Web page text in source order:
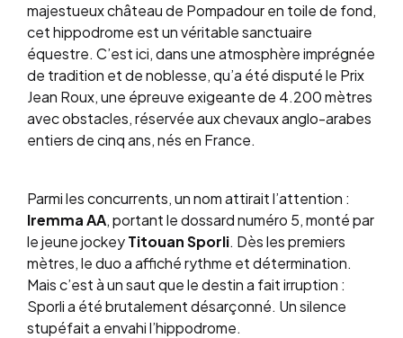
majestueux château de Pompadour en toile de fond,
cet hippodrome est un véritable sanctuaire
équestre. C’est ici, dans une atmosphère imprégnée
de tradition et de noblesse, qu’a été disputé le Prix
Jean Roux, une épreuve exigeante de 4.200 mètres
avec obstacles, réservée aux chevaux anglo-arabes
entiers de cinq ans, nés en France.
Parmi les concurrents, un nom attirait l’attention :
Iremma AA, portant le dossard numéro 5, monté par
le jeune jockeyTitouan Sporli. Dès les premiers
mètres, le duo a affiché rythme et détermination.
Mais c’est à un saut que le destin a fait irruption :
Sporli a été brutalement désarçonné. Un silence
stupéfait a envahi l’hippodrome.